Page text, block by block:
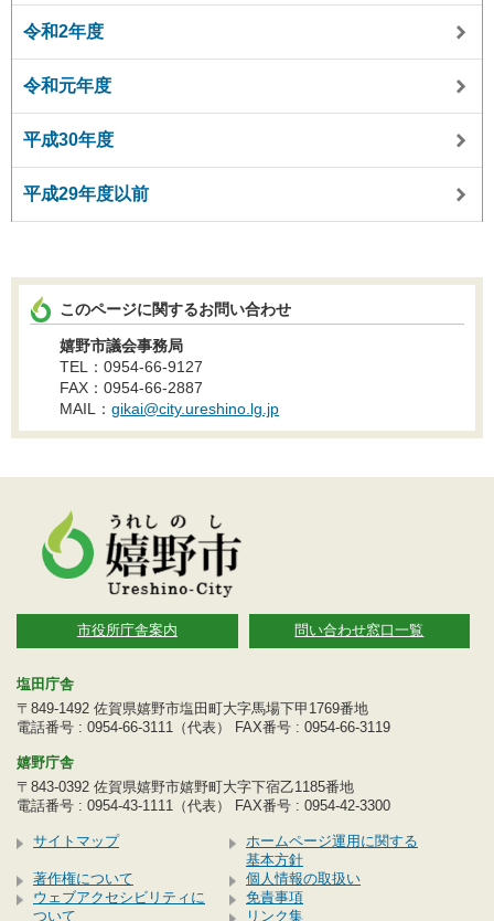
令和2年度
令和元年度
平成30年度
平成29年度以前
このページに関するお問い合わせ
嬉野市議会事務局
TEL：0954-66-9127
FAX：0954-66-2887
MAIL： gikai@city.ureshino.lg.jp
市役所庁舎案内 問い合わせ窓口一覧
塩田庁舎
〒849-1492 佐賀県嬉野市塩田町大字馬場下甲1769番地
電話番号 : 0954-66-3111（代表） FAX番号 : 0954-66-3119
嬉野庁舎
〒843-0392 佐賀県嬉野市嬉野町大字下宿乙1185番地
電話番号 : 0954-43-1111（代表） FAX番号 : 0954-42-3300
サイトマップ
ホームページ運用に関する
基本方針
著作権について
個人情報の取扱い
ウェブアクセシビリティに
ついて
免責事項
リンク集